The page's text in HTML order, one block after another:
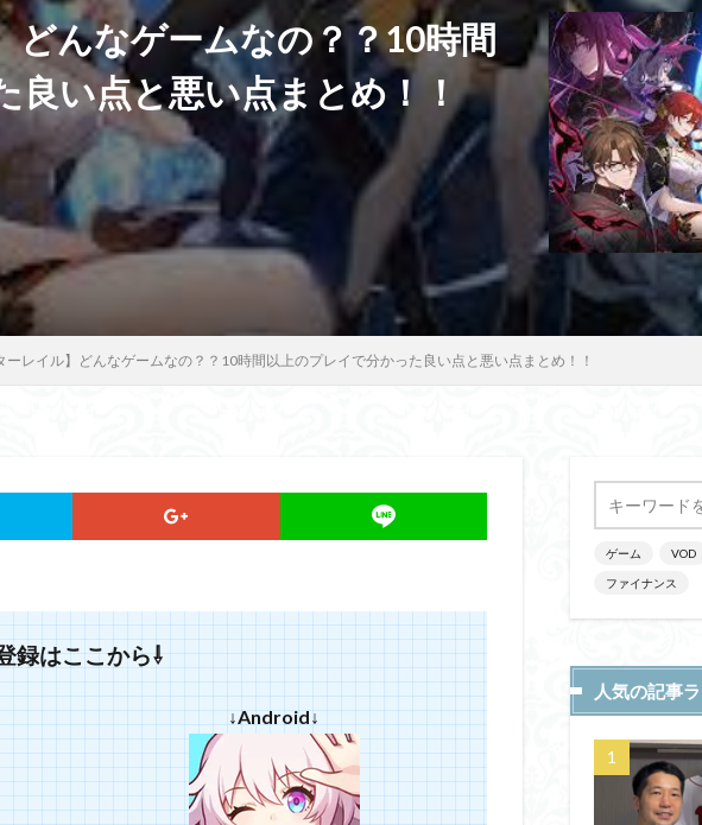
どんなゲームなの？？10時間
良い点と悪い点まとめ！！
ーレイル】どんなゲームなの？？10時間以上のプレイで分かった良い点と悪い点まとめ！！
録はここから⇩
↓Android↓
ゲーム VOD
ファイナンス
人気の記事